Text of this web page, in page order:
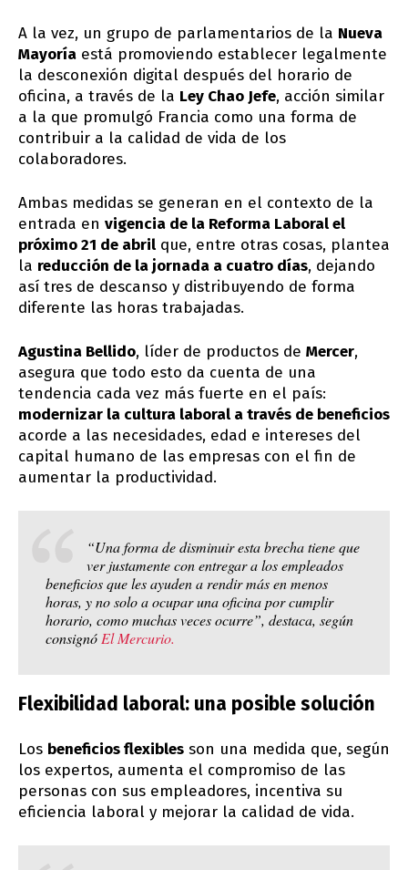
A la vez, un grupo de parlamentarios de la Nueva
Mayoría está promoviendo establecer legalmente
la desconexión digital después del horario de
oficina, a través de la Ley Chao Jefe, acción similar
a la que promulgó Francia como una forma de
contribuir a la calidad de vida de los
colaboradores.
Ambas medidas se generan en el contexto de la
entrada en vigencia de la Reforma Laboral el
próximo 21 de abril que, entre otras cosas, plantea
la reducción de la jornada a cuatro días, dejando
así tres de descanso y distribuyendo de forma
diferente las horas trabajadas.
Agustina Bellido, líder de productos de Mercer,
asegura que todo esto da cuenta de una
tendencia cada vez más fuerte en el país:
modernizar la cultura laboral a través de beneficios
acorde a las necesidades, edad e intereses del
capital humano de las empresas con el fin de
aumentar la productividad.
“Una forma de disminuir esta brecha tiene que
ver justamente con entregar a los empleados
beneficios que les ayuden a rendir más en menos
horas, y no solo a ocupar una oficina por cumplir
horario, como muchas veces ocurre”, destaca, según
consignó El Mercurio.
Flexibilidad laboral: una posible solución
Los beneficios flexibles son una medida que, según
los expertos, aumenta el compromiso de las
personas con sus empleadores, incentiva su
eficiencia laboral y mejorar la calidad de vida.